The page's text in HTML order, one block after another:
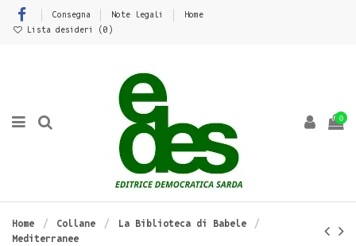
Consegna Note legali
Home
Lista desideri (0 )
0
Home Collane
La Biblioteca di Babele
Mediterranee